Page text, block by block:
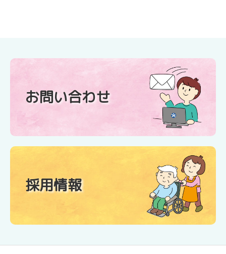
お問い合わせ
採用情報